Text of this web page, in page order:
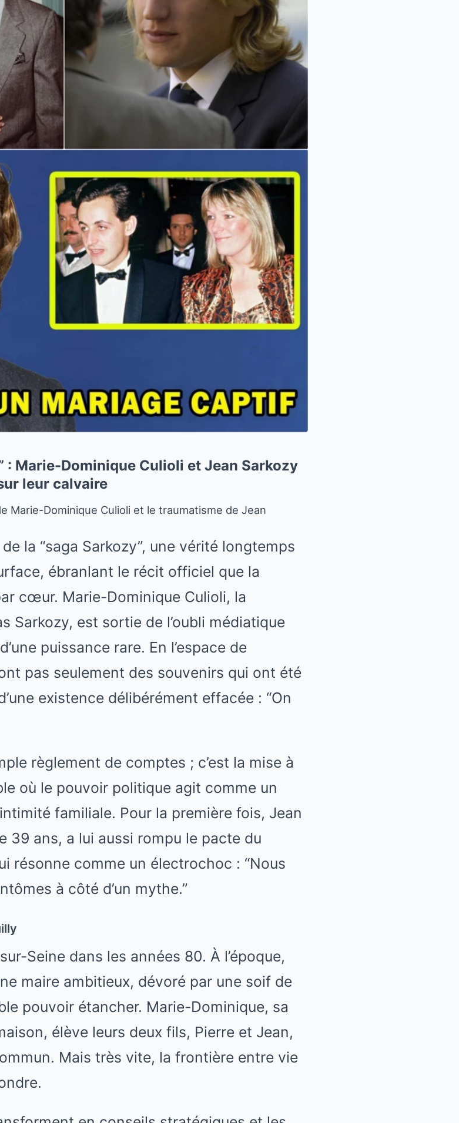
: Marie-Dominique Culioli et Jean Sarkozy
leur calvaire
Marie-Dominique Culioli et le traumatisme de Jean
la “saga Sarkozy”, une vérité longtemps
ébranlant le récit officiel que la
cœur. Marie-Dominique Culioli, la
Sarkozy, est sortie de l’oubli médiatique
puissance rare. En l’espace de
pas seulement des souvenirs qui ont été
existence délibérément effacée : “On
règlement de comptes ; c’est la mise à
où le pouvoir politique agit comme un
familiale. Pour la première fois, Jean
39 ans, a lui aussi rompu le pacte du
résonne comme un électrochoc : “Nous
à côté d’un mythe.”
Seine dans les années 80. À l’époque,
maire ambitieux, dévoré par une soif de
pouvoir étancher. Marie-Dominique, sa
élève leurs deux fils, Pierre et Jean,
Mais très vite, la frontière entre vie